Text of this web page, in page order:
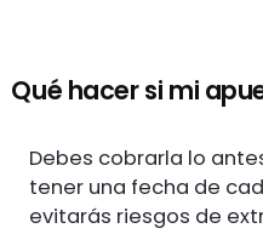
Qué hacer si mi
Debes cobrarla lo
tener una fecha de
evitarás riesgos de